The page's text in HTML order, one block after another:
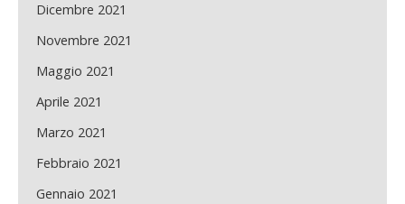
Dicembre 2021
Novembre 2021
Maggio 2021
Aprile 2021
Marzo 2021
Febbraio 2021
Gennaio 2021